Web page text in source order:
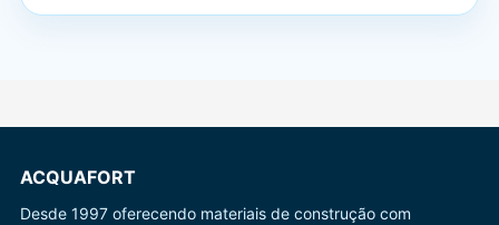
ACQUAFORT
Desde 1997 oferecendo materiais de construção com